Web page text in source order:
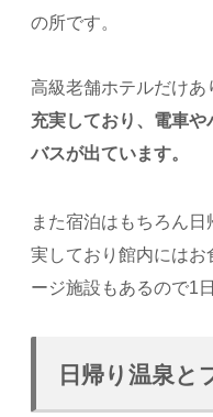
の所です。
高級老舗ホテルだけあ
充実しており、電車
バスが出ています。
また宿泊はもちろん
実しており館内には
ージ施設もあるので1
日帰り温泉と